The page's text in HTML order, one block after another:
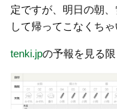
定ですが、明日の朝
して帰ってこなくちゃ
tenki.jpの予報を見る限